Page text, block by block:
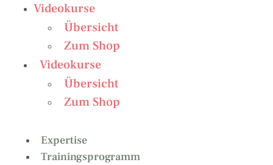
Videokurse
Übersicht
Zum Shop
Videokurse
Übersicht
Zum Shop
Expertise
Trainingsprogramm